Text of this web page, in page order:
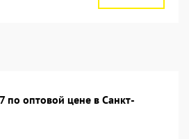
по оптовой цене в Санкт-